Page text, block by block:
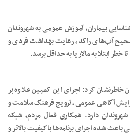
بیماران، آموزش عمومی به شهروندان
صحیح آب‌های راکد، رعایت بهداشت فردی و
ابتلا به مالاریا به حداقل برسد.
کرد: اجرای این کمپین علاوه بر
آگاهی عمومی، ترویج فرهنگ سلامت و
دارد. همکاری فعال مردم، شبکه
شده اجرای برنامه‌ها باکیفیت بالاتر و